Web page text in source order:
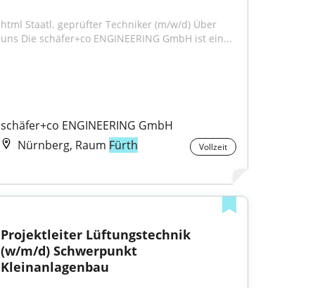
html Staatl. geprüfter Techniker (m/w/d) Über
uns Die schäfer+co ENGINEERING GmbH ist ein...
schäfer+co ENGINEERING GmbH
Nürnberg, Raum Fürth Vollzeit
Projektleiter Lüftungstechnik
(w/m/d) Schwerpunkt
Kleinanlagenbau